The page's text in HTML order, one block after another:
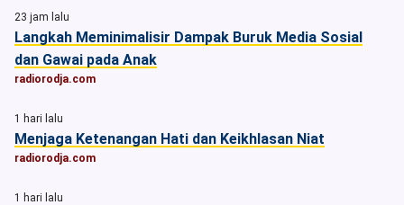
23 jam lalu
Langkah Meminimalisir Dampak Buruk Media Sosial
dan Gawai pada Anak
radiorodja.com
1 hari lalu
Menjaga Ketenangan Hati dan Keikhlasan Niat
radiorodja.com
1 hari lalu